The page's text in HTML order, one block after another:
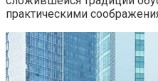
практическими